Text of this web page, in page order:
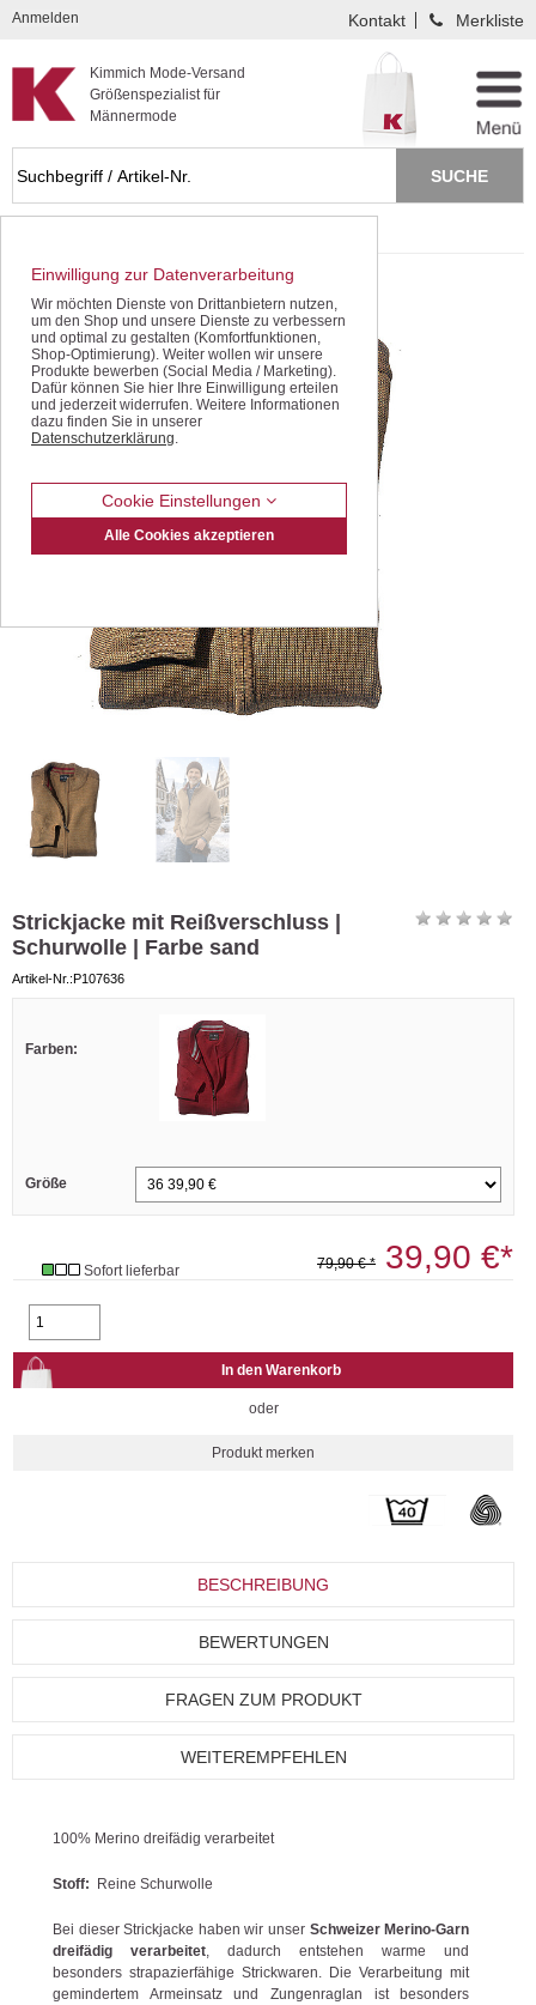
Kompletten Head der Seite überspringen
Kimmich Mode-Versand
Größenspezialist für
Männermode
Anmelden Kontakt Merkliste
Strickjacke mit Reißverschluss |
Schurwolle | Farbe sand
Artikel-Nr.:P107636
Farben:
Größe
Sofort lieferbar 79,90 € * 39,90 €*
oder
BESCHREIBUNG
BEWERTUNGEN
FRAGEN ZUM PRODUKT
WEITEREMPFEHLEN
100% Merino dreifädig verarbeitet
Stoff: Reine Schurwolle
Bei dieser Strickjacke haben wir unser Schweizer Merino-Garn
dreifädig verarbeitet, dadurch entstehen warme und
besonders strapazierfähige Strickwaren. Die Verarbeitung mit
gemindertem Armeinsatz und Zungenraglan ist besonders
Einwilligung zur Datenverarbeitung
Wir möchten Dienste von Drittanbietern nutzen,
um den Shop und unsere Dienste zu verbessern
und optimal zu gestalten (Komfortfunktionen,
Shop-Optimierung). Weiter wollen wir unsere
Produkte bewerben (Social Media / Marketing).
Dafür können Sie hier Ihre Einwilligung erteilen
und jederzeit widerrufen. Weitere Informationen
dazu finden Sie in unserer
Datenschutzerklärung.
Cookie Einstellungen
Alle Cookies akzeptieren